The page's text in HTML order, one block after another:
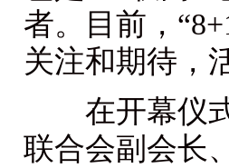
者。目前，
关注和期待，
在开幕仪式
联合会副会长